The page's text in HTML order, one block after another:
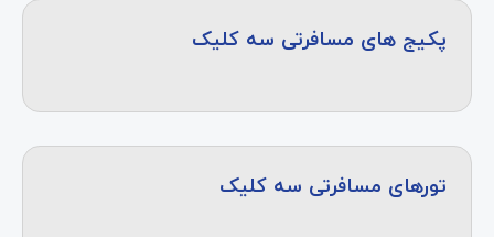
پکیج های مسافرتی سه کلیک
تورهای مسافرتی سه کلیک